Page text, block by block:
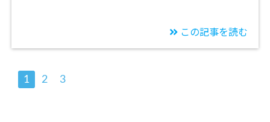
この記事を読む
1 2 3